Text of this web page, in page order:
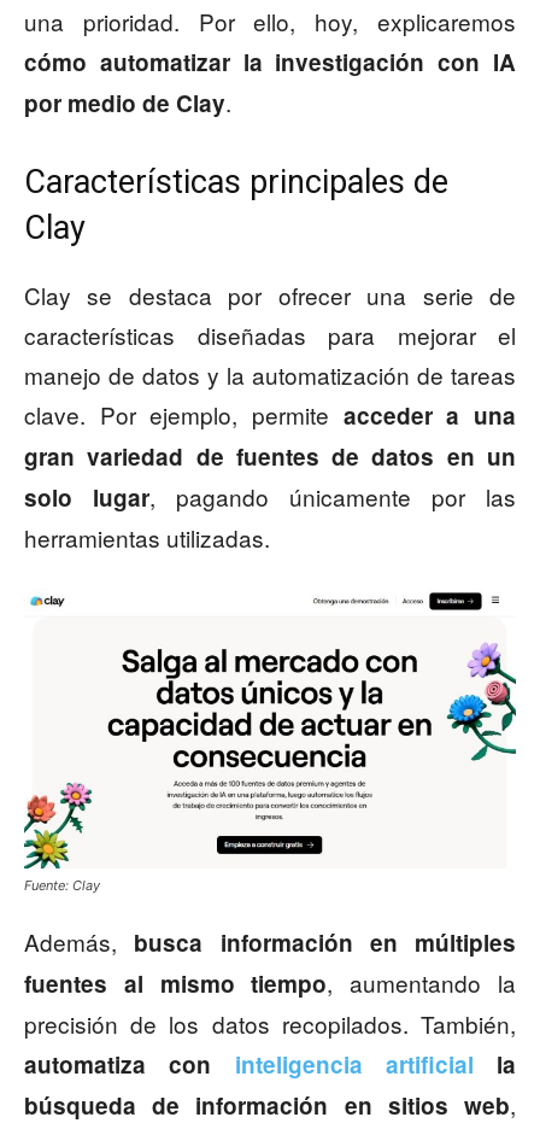
una prioridad. Por ello, hoy, explicaremos
cómo automatizar la investigación con IA
por medio de Clay.
Características principales de
Clay
Clay se destaca por ofrecer una serie de
características diseñadas para mejorar el
manejo de datos y la automatización de tareas
clave. Por ejemplo, permite acceder a una
gran variedad de fuentes de datos en un
solo lugar, pagando únicamente por las
herramientas utilizadas.
Fuente: Clay
Además, busca información en múltiples
fuentes al mismo tiempo, aumentando la
precisión de los datos recopilados. También,
automatiza con inteligencia artificial la
búsqueda de información en sitios web,